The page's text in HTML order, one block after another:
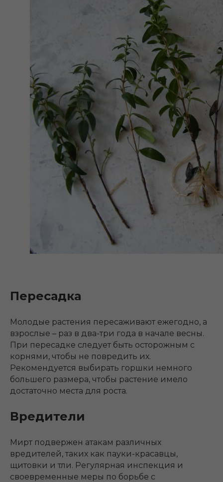
Пересадка
Молодые растения пересаживают ежегодно, а
взрослые – раз в два-три года в начале весны.
При пересадке следует быть осторожным с
корнями, чтобы не повредить их.
Рекомендуется выбирать горшки немного
большего размера, чтобы растение имело
достаточно места для роста.
Вредители
Мирт подвержен атакам различных
вредителей, таких как пауки-красавцы,
щитовки и тли. Регулярная инспекция и
своевременные меры по борьбе с